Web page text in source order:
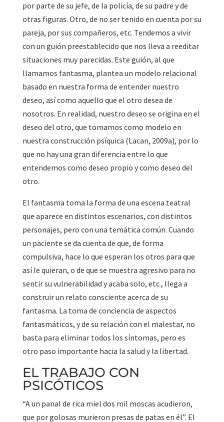
por parte de su jefe, de la policía, de su padre y de
otras figuras. Otro, de no ser tenido en cuenta por su
pareja, por sus compañeros, etc. Tendemos a vivir
con un guión preestablecido que nos lleva a reeditar
situaciones muy parecidas. Este guión, al que
llamamos fantasma, plantea un modelo relacional
basado en nuestra forma de entender nuestro
deseo, así como aquello que el otro desea de
nosotros. En realidad, nuestro deseo se origina en el
deseo del otro, que tomamos como modelo en
nuestra construcción psíquica (Lacan, 2009a), por lo
que no hay una gran diferencia entre lo que
entendemos como deseo propio y como deseo del
otro.
El fantasma toma la forma de una escena teatral
que aparece en distintos escenarios, con distintos
personajes, pero con una temática común. Cuando
un paciente se da cuenta de que, de forma
compulsiva, hace lo que esperan los otros para que
así le quieran, o de que se muestra agresivo para no
sentir su vulnerabilidad y acaba solo, etc., llega a
construir un relato consciente acerca de su
fantasma. La toma de conciencia de aspectos
fantasmáticos, y de su relación con el malestar, no
basta para eliminar todos los síntomas, pero es
otro paso importante hacia la salud y la libertad.
EL TRABAJO CON
PSICÓTICOS
“A un panal de rica miel dos mil moscas acudieron,
que por golosas murieron presas de patas en él”. El